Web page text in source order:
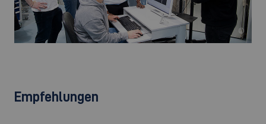
©
Empfehlungen